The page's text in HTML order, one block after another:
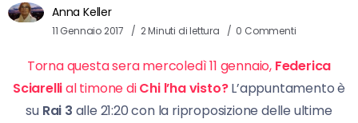
Anna Keller
11 Gennaio 2017 2 Minuti di lettura 0 Commenti
Torna questa sera mercoledì 11 gennaio, Federica
Sciarellial timone diChi l’ha visto?L’appuntamento è
su Rai 3 alle 21:20 con la riproposizione delle ultime